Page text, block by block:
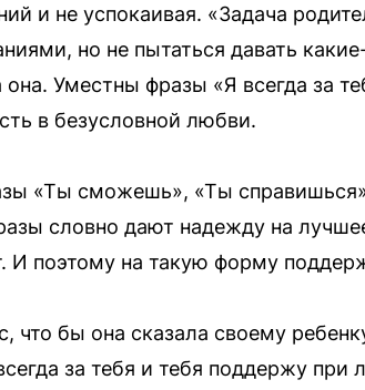
и не успокаивая. «Задача
но не пытаться давать
она. Уместны фразы «Я всегда за
в безусловной любви.
«Ты сможешь», «Ты
словно дают надежду на
И поэтому на такую форму
что бы она сказала своему
за тебя и тебя поддержу